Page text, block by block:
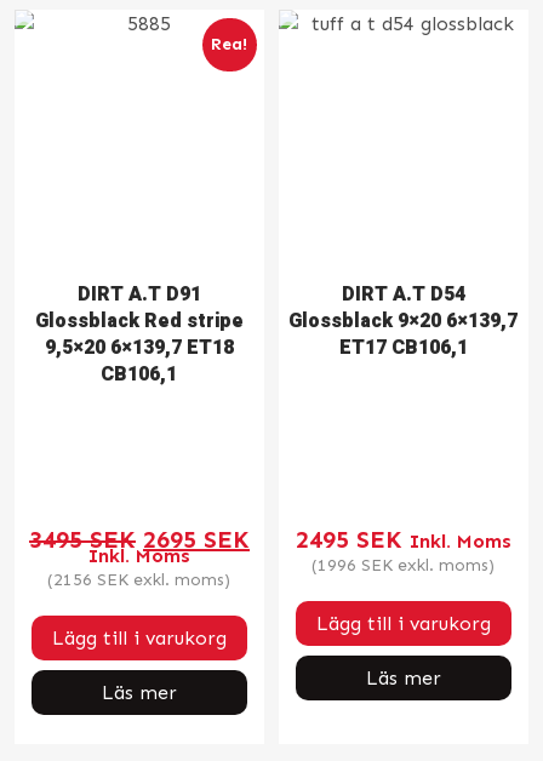
Rea!
DIRT A.T D91
Glossblack Red stripe
9,5×20 6×139,7 ET18
CB106,1
3495SEK Det
ursprungliga
priset
var:
3495 SEK.
2695 SEKDet
nuvarande
priset
2695 SEK.
Inkl. Moms
(2156 SEK exkl. moms)
Lägg till i varukorg
Läs mer
DIRT A.T D54
Glossblack 9×20 6×139,7
ET17 CB106,1
2495 SEK Inkl. Moms
(1996 SEK exkl. moms)
Lägg till i varukorg
Läs mer